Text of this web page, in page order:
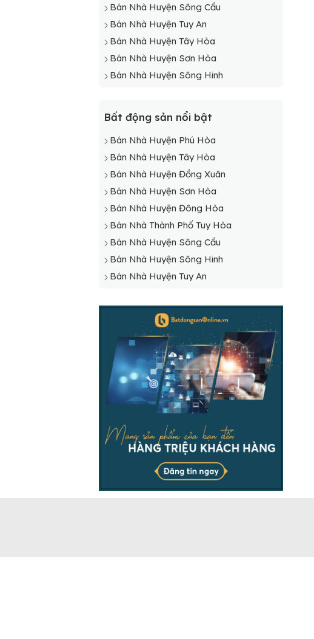
Bán Nhà Huyện Sông Cầu
Bán Nhà Huyện Tuy An
Bán Nhà Huyện Tây Hòa
Bán Nhà Huyện Sơn Hòa
Bán Nhà Huyện Sông Hinh
Bất động sản nổi bật
Bán Nhà Huyện Phú Hòa
Bán Nhà Huyện Tây Hòa
Bán Nhà Huyện Đồng Xuân
Bán Nhà Huyện Sơn Hòa
Bán Nhà Huyện Đông Hòa
Bán Nhà Thành Phố Tuy Hòa
Bán Nhà Huyện Sông Cầu
Bán Nhà Huyện Sông Hinh
Bán Nhà Huyện Tuy An